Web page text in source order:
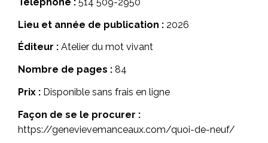
Lieu et année de publication : 2026
Éditeur : Atelier du mot vivant
Nombre de pages : 84
Prix : Disponible sans frais en ligne
Façon de se le procurer :
https://genevievemanceaux.com/quoi-de-neuf/